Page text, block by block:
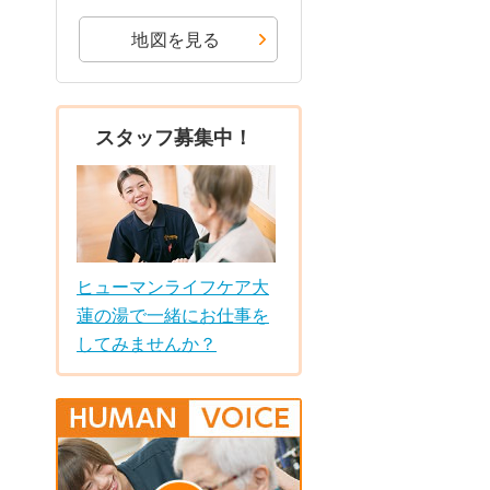
地図を見る
スタッフ募集中！
ヒューマンライフケア大
蓮の湯で一緒にお仕事を
してみませんか？